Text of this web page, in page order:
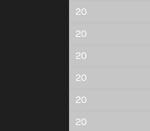
20
20
20
20
20
20